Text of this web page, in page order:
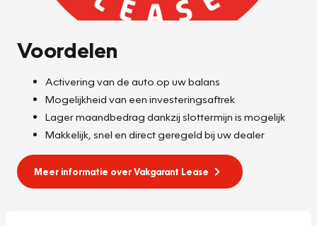
Voordelen
Activering van de auto op uw balans
Mogelijkheid van een investeringsaftrek
Lager maandbedrag dankzij slottermijn is mogelijk
Makkelijk, snel en direct geregeld bij uw dealer
Meer informatie over Vakgarant Lease